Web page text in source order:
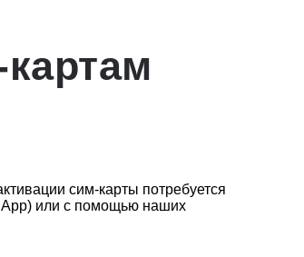
сим-карты потребуется
App) или с помощью наших